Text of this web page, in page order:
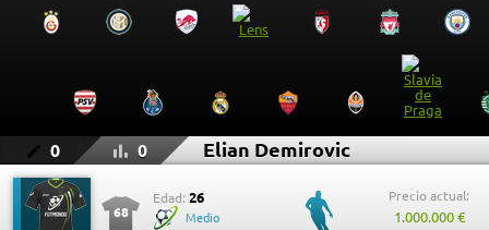
0 0 Elian Demirovic
68
Edad: 26
Medio
Precio actual:
1.000.000 €